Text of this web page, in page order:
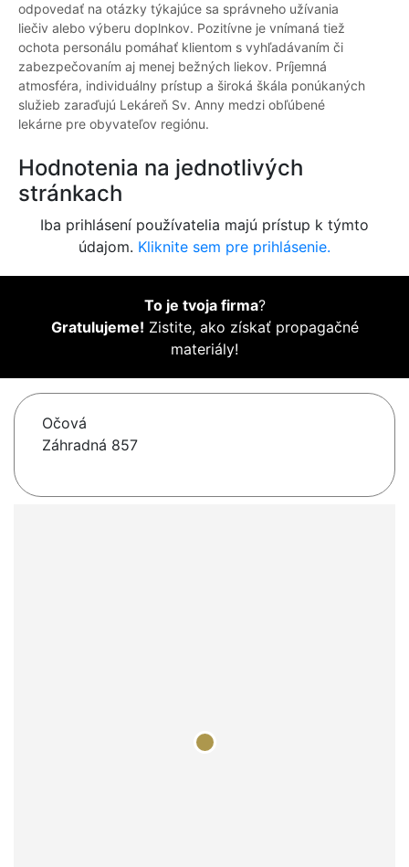
odpovedať na otázky týkajúce sa správneho užívania
liečiv alebo výberu doplnkov. Pozitívne je vnímaná tiež
ochota personálu pomáhať klientom s vyhľadávaním či
zabezpečovaním aj menej bežných liekov. Príjemná
atmosféra, individuálny prístup a široká škála ponúkaných
služieb zaraďujú Lekáreň Sv. Anny medzi obľúbené
lekárne pre obyvateľov regiónu.
Hodnotenia na jednotlivých
stránkach
Iba prihlásení používatelia majú prístup k týmto
údajom. Kliknite sem pre prihlásenie.
To je tvoja firma?
Gratulujeme! Zistite, ako získať propagačné
materiály!
Očová
Záhradná 857